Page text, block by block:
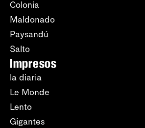
Colonia
Maldonado
Paysandú
Salto
Impresos
la diaria
Le Monde
Lento
Gigantes